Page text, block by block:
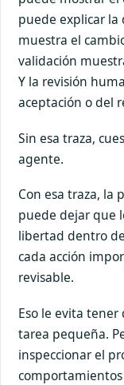
puede explicar la
muestra el
validación
Y la revisión
aceptación o del
Sin esa traza,
agente.
Con esa traza, la
puede dejar que
libertad dentro
cada acción
revisable.
Eso le evita
tarea pequeña.
inspeccionar el